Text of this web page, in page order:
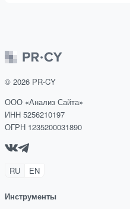
© 2026 PR-CY
ООО «Анализ Сайта»
ИНН 5256210197
ОГРН 1235200031890
RU EN
Инструменты